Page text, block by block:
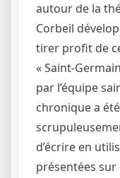
autour de la
Corbeil
tirer profit de
« Saint-
par l’équipe
chronique a
d’écrire en
présentées